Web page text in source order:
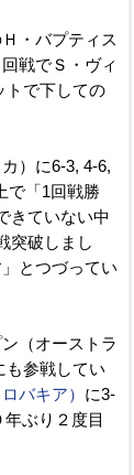
・バプティス
戦でＳ・ヴィ
トで下しての
）に6-3, 4-6,
で「1回戦勝
きていない中
突破しまし
とつづってい
（オーストラ
も参戦してい
バキア） に3-
ぶり２度目